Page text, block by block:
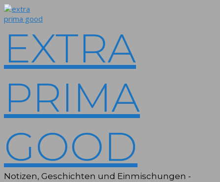
Skip
to
EXTRA
PRIMA
GOOD
Notizen, Geschichten und Einmischungen -